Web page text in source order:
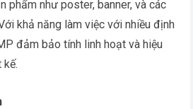
phẩm như poster, banner, và các
khả năng làm việc với nhiều định
đảm bảo tính linh hoạt và hiệu
kế.